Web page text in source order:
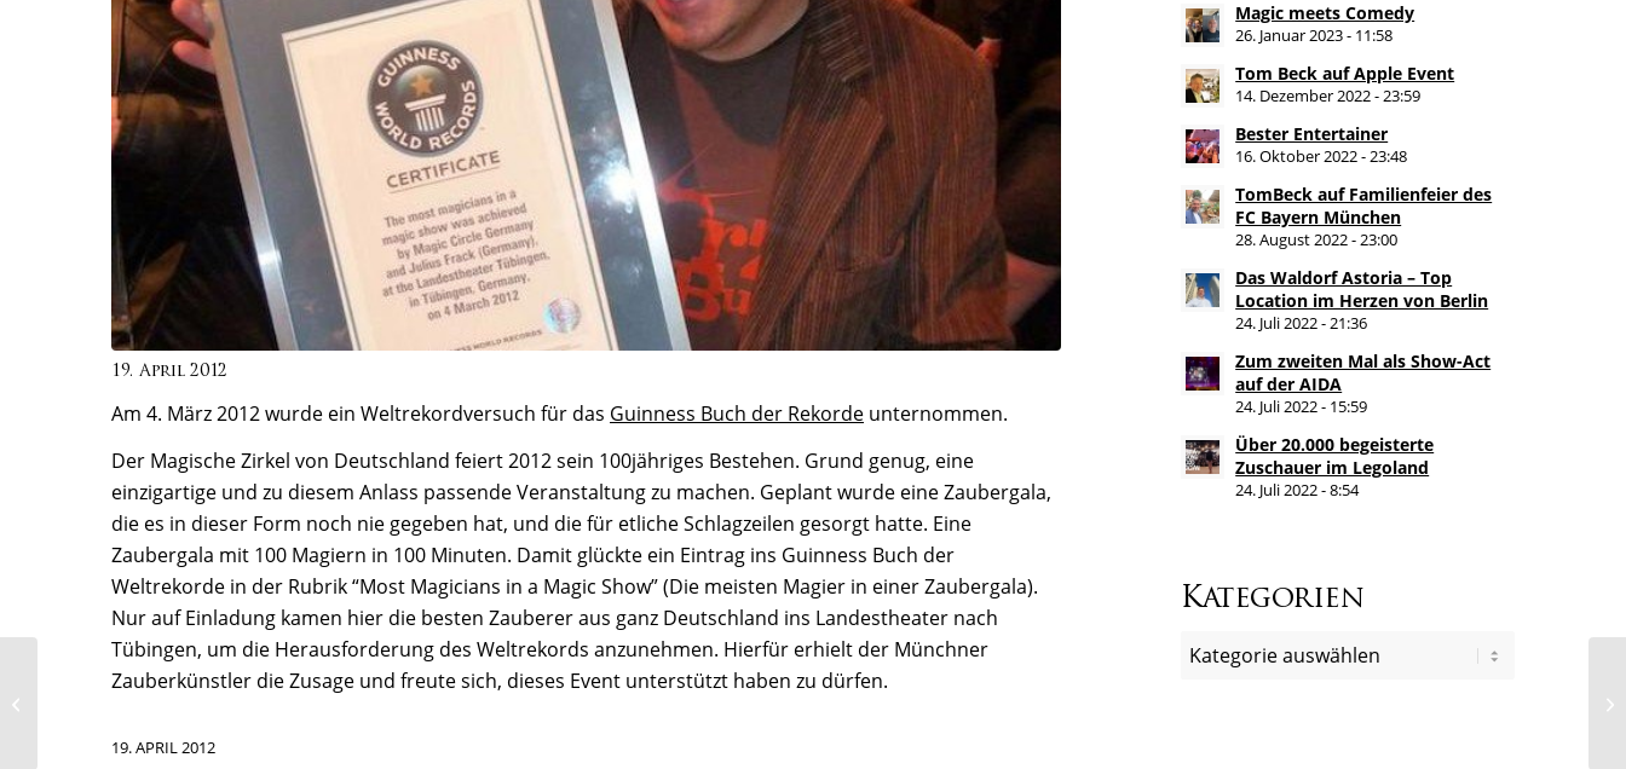
19. April 2012
Am 4. März 2012 wurde ein Weltrekordversuch für das Guinness Buch der Rekorde unternommen.
Der Magische Zirkel von Deutschland feiert 2012 sein 100jähriges Bestehen. Grund genug, eine
einzigartige und zu diesem Anlass passende Veranstaltung zu machen. Geplant wurde eine Zaubergala,
die es in dieser Form noch nie gegeben hat, und die für etliche Schlagzeilen gesorgt hatte. Eine
Zaubergala mit 100 Magiern in 100 Minuten. Damit glückte ein Eintrag ins Guinness Buch der
Weltrekorde in der Rubrik “Most Magicians in a Magic Show” (Die meisten Magier in einer Zaubergala).
Nur auf Einladung kamen hier die besten Zaubereraus ganz Deutschland ins Landestheater nach
Tübingen, um die Herausforderung des Weltrekords anzunehmen. Hierfür erhielt der Münchner
Zauberkünstler die Zusage und freute sich, dieses Event unterstützt haben zu dürfen.
19. APRIL 2012
Magic meets Comedy
26. Januar 2023 - 11:58
Tom Beck auf Apple Event
14. Dezember 2022 - 23:59
Bester Entertainer
16. Oktober 2022 - 23:48
TomBeck auf Familienfeier des
FC Bayern München
28. August 2022 - 23:00
Das Waldorf Astoria – Top
Location im Herzen von Berlin
24. Juli 2022 - 21:36
Zum zweiten Mal als Show-Act
auf der AIDA
24. Juli 2022 - 15:59
Über 20.000 begeisterte
Zuschauer im Legoland
24. Juli 2022 - 8:54
Kategorien
ZAUBERKÜNSTLER
TOMBECK VERBLÜFFT